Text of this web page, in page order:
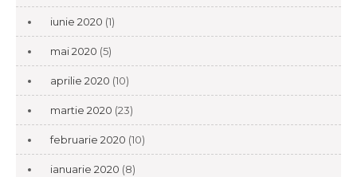
iunie 2020 (1)
mai 2020 (5)
aprilie 2020 (10)
martie 2020 (23)
februarie 2020 (10)
ianuarie 2020 (8)